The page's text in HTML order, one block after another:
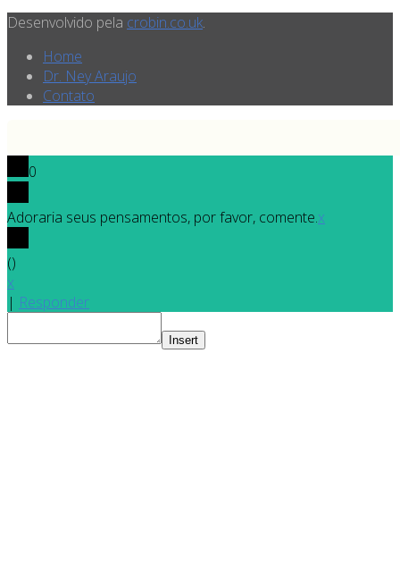
Desenvolvido pela crobin.co.uk.
Home
Dr. Ney Araujo
Contato
0
Adoraria seus pensamentos, por favor, comente.x
()
x
| Responder
Insert